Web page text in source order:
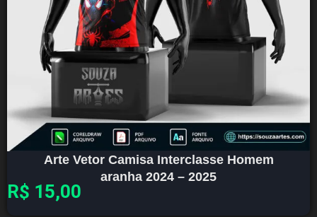
Arte Vetor Camisa Interclasse Homem
aranha 2024 – 2025
R$ 15,00